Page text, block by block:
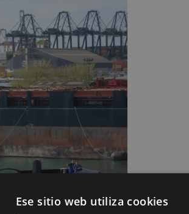
Ese sitio web utiliza cookies